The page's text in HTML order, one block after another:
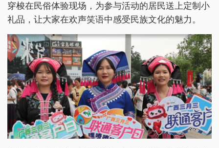
穿梭在民俗体验现场，为参与活动的居民送上定制小
礼品，让大家在欢声笑语中感受民族文化的魅力。